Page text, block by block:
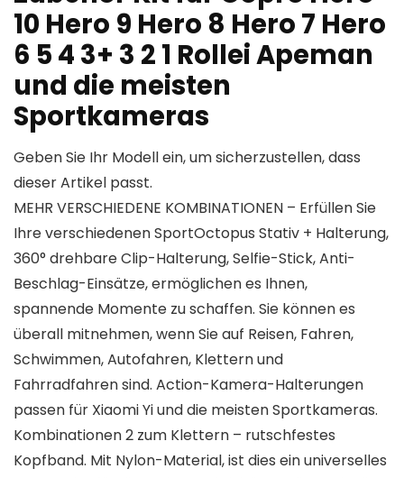
10 Hero 9 Hero 8 Hero 7 Hero
6 5 4 3+ 3 2 1 Rollei Apeman
und die meisten
Sportkameras
Geben Sie Ihr Modell ein, um sicherzustellen, dass
dieser Artikel passt.
MEHR VERSCHIEDENE KOMBINATIONEN – Erfüllen Sie
Ihre verschiedenen SportOctopus Stativ + Halterung,
360° drehbare Clip-Halterung, Selfie-Stick, Anti-
Beschlag-Einsätze, ermöglichen es Ihnen,
spannende Momente zu schaffen. Sie können es
überall mitnehmen, wenn Sie auf Reisen, Fahren,
Schwimmen, Autofahren, Klettern und
Fahrradfahren sind. Action-Kamera-Halterungen
passen für Xiaomi Yi und die meisten Sportkameras.
Kombinationen 2 zum Klettern – rutschfestes
Kopfband. Mit Nylon-Material, ist dies ein universelles